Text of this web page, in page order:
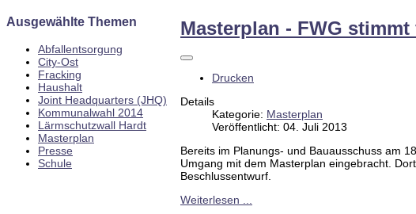
Ausgewählte Themen
Abfallentsorgung
City-Ost
Fracking
Haushalt
Joint Headquarters (JHQ)
Kommunalwahl 2014
Lärmschutzwall Hardt
Masterplan
Presse
Schule
Masterplan - FWG
Drucken
Details
Kategorie: Masterplan
Veröffentlicht: 04. Juli 2013
Bereits im Planungs- und Bauausschuss am
Umgang mit dem Masterplan eingebracht.
Beschlussentwurf.
Weiterlesen ...